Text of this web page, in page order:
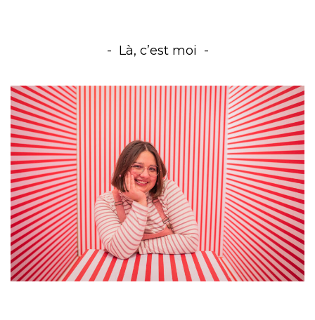
Là, c’est moi